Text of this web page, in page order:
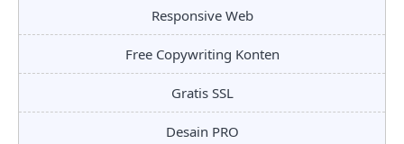
Responsive Web
Free Copywriting Konten
Gratis SSL
Desain PRO